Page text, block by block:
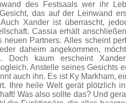
des Festsaals wer ihr
das auf der Leinwand
Xander ist überrascht,
Cassia erhält
neuen Partners. Alles scheint
daheim angekommen,
Doch kaum erscheint
Anstelle seines Gesichts
auch ihn. Es ist Ky Markham,
Ihre heile Welt gerät plötzlich
Was also sollte das? Und